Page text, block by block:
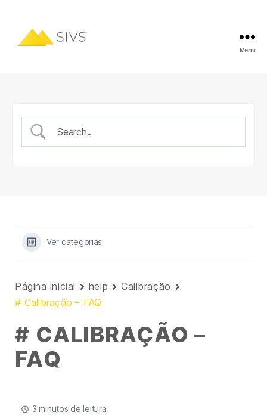
Menu
Ver categorias
Página inicial help
Calibração
# Calibração – FAQ
# CALIBRAÇÃO –
FAQ
3 minutos de leitura